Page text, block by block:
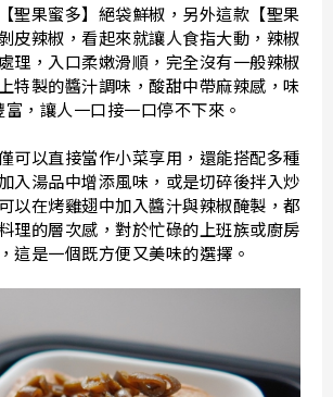
聖果蜜多】絕袋鮮椒，另外這款【聖果
皮辣椒，看起來就讓人食指大動，辣椒
理，入口柔嫩滑順，完全沒有一般辣椒
特製的醬汁調味，酸甜中帶麻辣感，味
，讓人一口接一口停不下來。
可以直接當作小菜享用，還能搭配多種
入湯品中增添風味，或是切碎後拌入炒
以在烤雞翅中加入醬汁與辣椒醃製，都
理的層次感，對於忙碌的上班族或廚房
這是一個既方便又美味的選擇。